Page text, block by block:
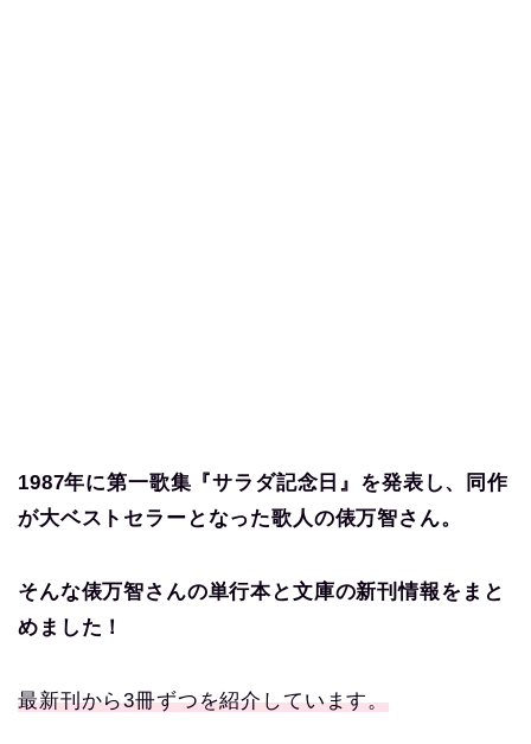
1987年に第一歌集『サラダ記念日』を発表し、同作
が大ベストセラーとなった歌人の俵万智さん。
そんな俵万智さんの単行本と文庫の新刊情報をまと
めました！
最新刊から3冊ずつを紹介しています。